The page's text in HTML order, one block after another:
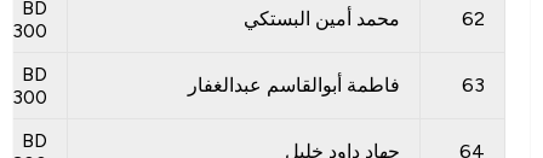
62 محمد أمين البستكي
BD
300
63 فاطمة أبوالقاسم عبدالغفار
BD
300
64 جهاد داود خليل
BD